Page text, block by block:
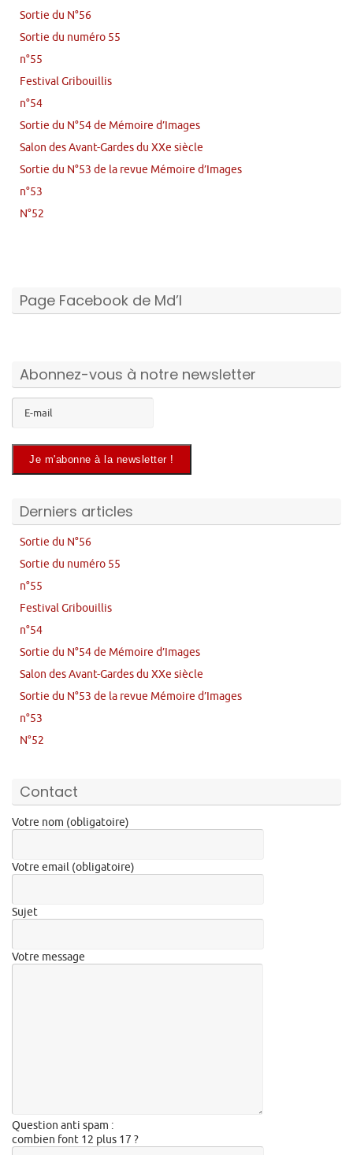
Sortie du N°56
Sortie du numéro 55
n°55
Festival Gribouillis
n°54
Sortie du N°54 de Mémoire d’Images
Salon des Avant-Gardes du XXe siècle
Sortie du N°53 de la revue Mémoire d’Images
n°53
N°52
Page Facebook de Md’I
Abonnez-vous à notre newsletter
Derniers articles
Sortie du N°56
Sortie du numéro 55
n°55
Festival Gribouillis
n°54
Sortie du N°54 de Mémoire d’Images
Salon des Avant-Gardes du XXe siècle
Sortie du N°53 de la revue Mémoire d’Images
n°53
N°52
Contact
Votre nom (obligatoire)
Votre email (obligatoire)
Sujet
Votre message
Question anti spam :
combien font 12 plus 17 ?